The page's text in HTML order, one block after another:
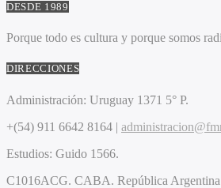
DESDE 1989
Porque todo es cultura y porque somos
DIRECCIONES
Administración: Uruguay 1371 5° P.
+(54) 911 6642 8164 |
Estudios: Guido 1566.
C1016ACG. CABA. República